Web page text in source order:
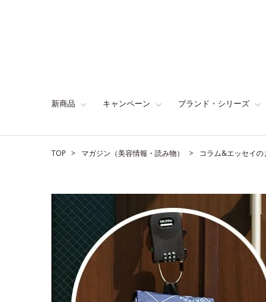
新商品 キャンペーン ブランド・シリーズ
TOP マガジン（美容情報・読み物） コラム&エッセイの